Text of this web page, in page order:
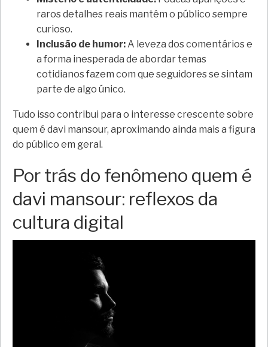
raros detalhes reais mantêm o público sempre
curioso.
Inclusão de humor:A leveza dos comentários e
a forma inesperada de abordar temas
cotidianos fazem com que seguidores se sintam
parte de algo único.
Tudo isso contribui para o interesse crescente sobre
quem é davi mansour, aproximando ainda mais a figura
do público em geral.
Por trás do fenômeno quem é
davi mansour: reflexos da
cultura digital